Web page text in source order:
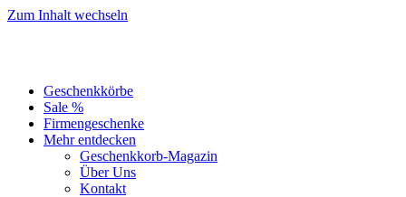
Zum Inhalt wechseln
Geschenkkörbe
Sale %
Firmengeschenke
Mehr entdecken
Geschenkkorb-Magazin
Über Uns
Kontakt